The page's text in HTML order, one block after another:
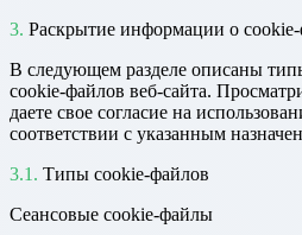
Раскрытие информации о
В следующем разделе описаны
cookie-файлов веб-сайта.
даете свое согласие на
соответствии с указанным
Типы cookie-файлов
Сеансовые cookie-файлы